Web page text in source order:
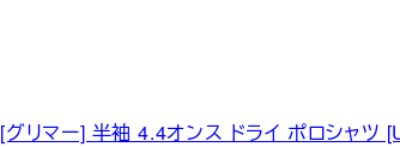
[グリマー] 半袖 4.4オンス ドライ ポロシャツ